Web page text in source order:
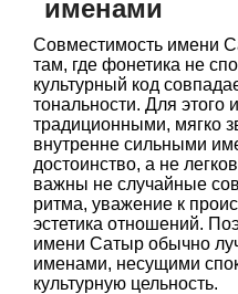
именами
Совместимость имени
там, где фонетика не
культурный код
тональности. Для
традиционными, мягко
внутренне сильными
достоинство, а не
важны не случайные
ритма, уважение к
эстетика отношений.
имени Сатыр обычно
именами, несущими
культурную цельность.